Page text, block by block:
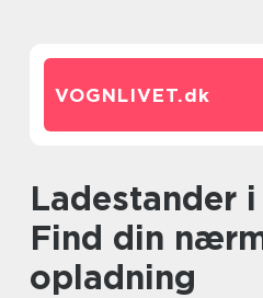
VOGNLIVET.dk
Ladestander i Næstved –
Find din
opladning